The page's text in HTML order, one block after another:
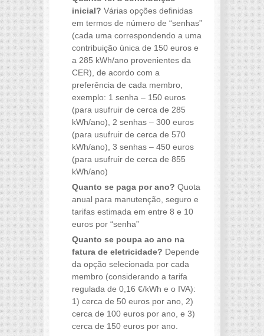
inicial? Várias opções definidas
em termos de número de “senhas”
(cada uma correspondendo a uma
contribuição única de 150 euros e
a 285 kWh/ano provenientes da
CER), de acordo com a
preferência de cada membro,
exemplo: 1 senha – 150 euros
(para usufruir de cerca de 285
kWh/ano), 2 senhas – 300 euros
(para usufruir de cerca de 570
kWh/ano), 3 senhas – 450 euros
(para usufruir de cerca de 855
kWh/ano)
Quanto se paga por ano? Quota
anual para manutenção, seguro e
tarifas estimada em entre 8 e 10
euros por “senha”
Quanto se poupa ao ano na
fatura de eletricidade? Depende
da opção selecionada por cada
membro (considerando a tarifa
regulada de 0,16 €/kWh e o IVA):
1) cerca de 50 euros por ano, 2)
cerca de 100 euros por ano, e 3)
cerca de 150 euros por ano.